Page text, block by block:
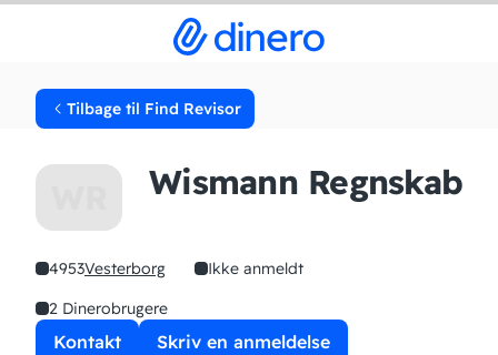
Tilbage til Find Revisor
Wismann Regnskab
4953Vesterborg
Ikke anmeldt
2 Dinerobrugere
Kontakt Skriv en anmeldelse